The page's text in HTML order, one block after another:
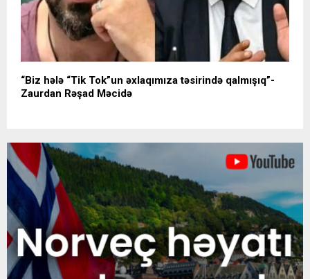
“Biz hələ “Tik Tok”un əxlaqımıza təsirində qalmışıq”-
Zaurdan Rəşad Məcidə